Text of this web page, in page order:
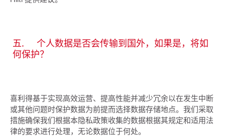
五. 个人数据是否会传输到国外，如果是，将如
何保护？
喜利得基于实现高效运营、提高性能并减少冗余以在发生中断
或其他问题时保护数据为前提而选择数据存储地点。我们采取
措施确保我们根据本隐私政策收集的数据根据其规定和适用法
律的要求进行处理，无论数据位于何处。